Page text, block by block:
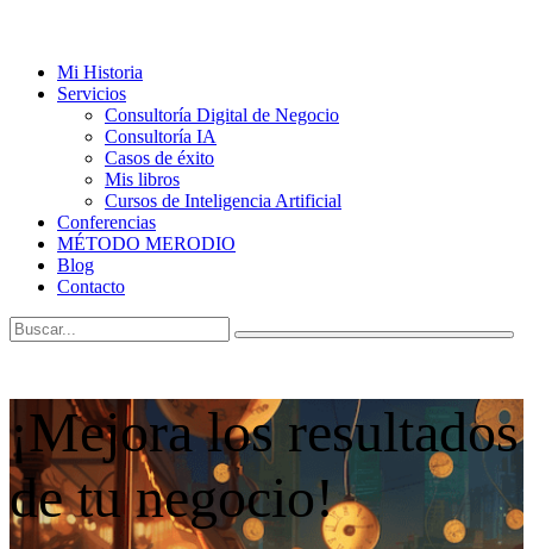
Mi Historia
Servicios
Consultoría Digital de Negocio
Consultoría IA
Casos de éxito
Mis libros
Cursos de Inteligencia Artificial
Conferencias
MÉTODO MERODIO
Blog
Contacto
¡Mejora los resultados
de tu negocio!